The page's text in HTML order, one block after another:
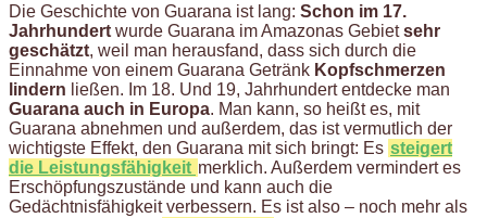
Die Geschichte von Guarana ist lang: Schon im 17.
Jahrhundert wurde Guarana im Amazonas Gebietsehr
geschätzt, weil man herausfand, dass sich durch die
Einnahme von einem Guarana Getränk Kopfschmerzen
lindern ließen. Im 18. Und 19, Jahrhundert entdecke man
Guarana auch in Europa. Man kann, so heißt es, mit
Guarana abnehmen und außerdem, das ist vermutlich der
wichtigste Effekt, den Guarana mit sich bringt: Es steigert
die Leistungsfähigkeit merklich. Außerdem vermindert es
Erschöpfungszustände und kann auch die
Gedächtnisfähigkeit verbessern. Es ist also – noch mehr als